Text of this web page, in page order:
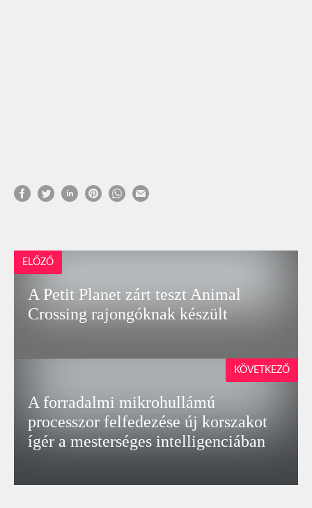
ELŐZŐ
A Petit Planet zárt teszt Animal
Crossing rajongóknak készült
A forradalmi mikrohullámú
processzor felfedezése új korszakot
ígér a mesterséges intelligenciában
KÖVETKEZŐ